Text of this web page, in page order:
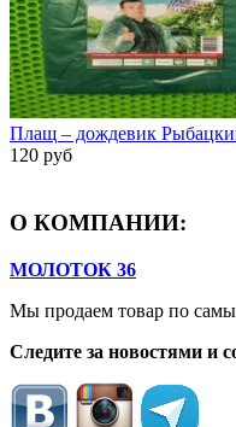
Плащ – дождевик
120 руб
О КОМПАНИИ:
МОЛОТОК 36
Мы продаем товар по
Следите за новостями и